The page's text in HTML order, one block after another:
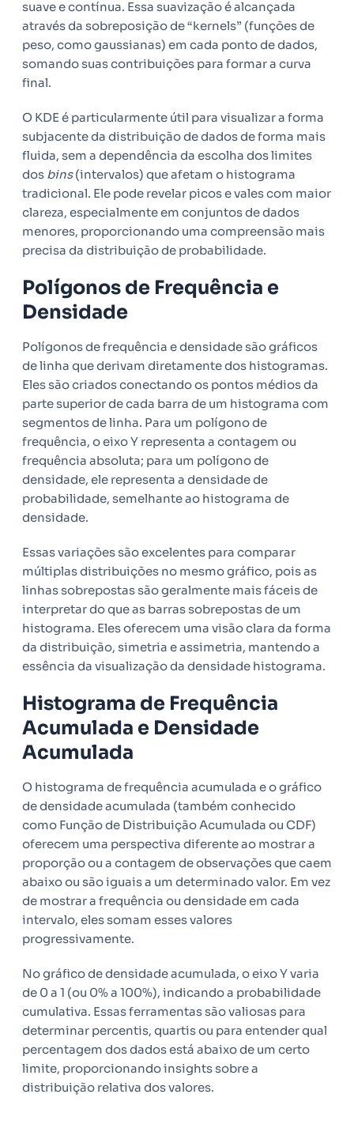
suave e contínua. Essa suavização é alcançada
através da sobreposição de “kernels” (funções de
peso, como gaussianas) em cada ponto de dados,
somando suas contribuições para formar a curva
final.
O KDE é particularmente útil para visualizar a forma
subjacente da distribuição de dados de forma mais
fluida, sem a dependência da escolha dos limites
dos bins(intervalos) que afetam o histograma
tradicional. Ele pode revelar picos e vales com maior
clareza, especialmente em conjuntos de dados
menores, proporcionando uma compreensão mais
precisa da distribuição de probabilidade.
Polígonos de Frequência e
Densidade
Polígonos de frequência e densidade são gráficos
de linha que derivam diretamente dos histogramas.
Eles são criados conectando os pontos médios da
parte superior de cada barra de um histograma com
segmentos de linha. Para um polígono de
frequência, o eixo Y representa a contagem ou
frequência absoluta; para um polígono de
densidade, ele representa a densidade de
probabilidade, semelhante ao histograma de
densidade.
Essas variações são excelentes para comparar
múltiplas distribuições no mesmo gráfico, pois as
linhas sobrepostas são geralmente mais fáceis de
interpretar do que as barras sobrepostas de um
histograma. Eles oferecem uma visão clara da forma
da distribuição, simetria e assimetria, mantendo a
essência da visualização da densidade histograma.
Histograma de Frequência
Acumulada e Densidade
Acumulada
O histograma de frequência acumulada e o gráfico
de densidade acumulada (também conhecido
como Função de Distribuição Acumulada ou CDF)
oferecem uma perspectiva diferente ao mostrar a
proporção ou a contagem de observações que caem
abaixo ou são iguais a um determinado valor. Em vez
de mostrar a frequência ou densidade em cada
intervalo, eles somam esses valores
progressivamente.
No gráfico de densidade acumulada, o eixo Y varia
de 0 a 1 (ou 0% a 100%), indicando a probabilidade
cumulativa. Essas ferramentas são valiosas para
determinar percentis, quartis ou para entender qual
percentagem dos dados está abaixo de um certo
limite, proporcionando insights sobre a
distribuição relativa dos valores.